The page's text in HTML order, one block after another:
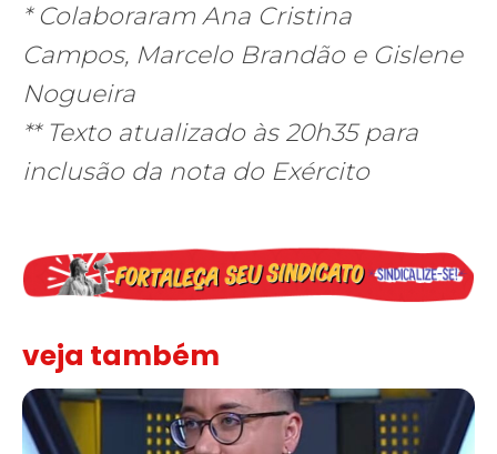
* Colaboraram Ana Cristina
Campos, Marcelo Brandão e Gislene
Nogueira
** Texto atualizado às 20h35 para
inclusão da nota do Exército
veja também
Solidariedade ao jornalista Caê Vasconcelos e repúdio aos